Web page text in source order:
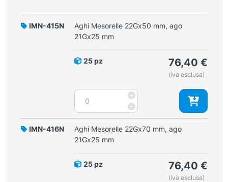
IMN-415N
Aghi Mesorelle 22Gx50 mm, ago
21Gx25 mm
25 pz 76,40 €
(iva esclusa)
-
Aghi
Mesorelle
22Gx50
mm,
ago
quantità
+
IMN-416N
Aghi Mesorelle 22Gx70 mm, ago
21Gx25 mm
25 pz 76,40 €
(iva esclusa)